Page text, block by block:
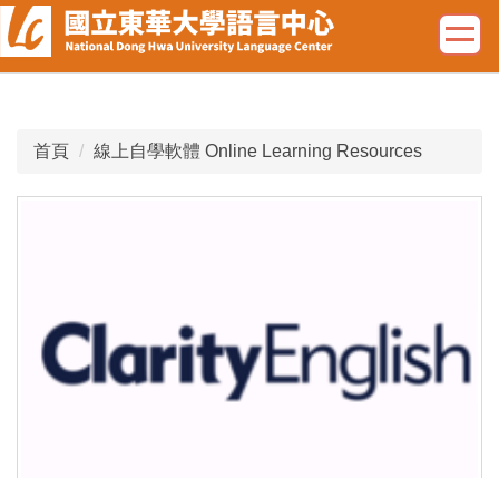
跳
到
主
首頁 線上自學軟體 Online Learning Resources